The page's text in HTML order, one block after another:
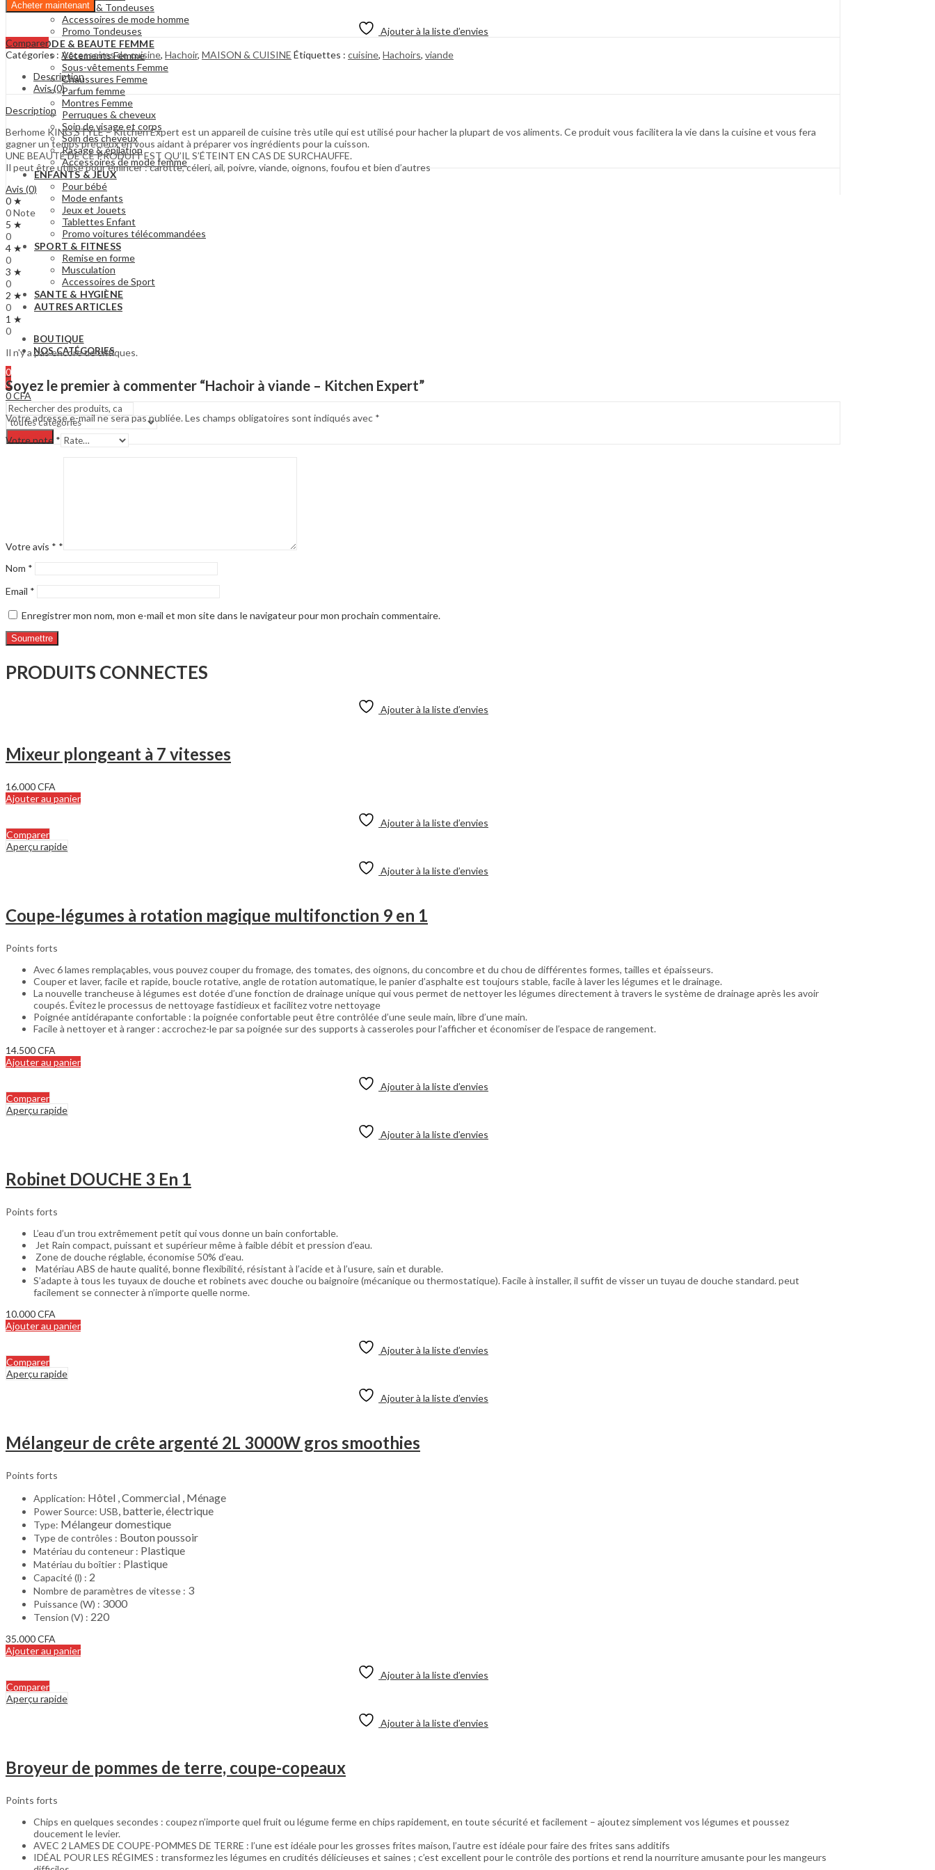
Rasoirs & Tondeuses
Accessoires de mode homme
Promo Tondeuses
MODE & BEAUTE FEMME
Vêtements Femme
Sous-vêtements Femme
Chaussures Femme
Parfum femme
Montres Femme
Perruques & cheveux
Soin de visage et corps
Soin des cheveux
Rasage & épilation
Accessoires de mode femme
ENFANTS & JEUX
Pour bébé
Mode enfants
Jeux et Jouets
Tablettes Enfant
Promo voitures télécommandées
SPORT & FITNESS
Remise en forme
Musculation
Accessoires de Sport
SANTE & HYGIÈNE
AUTRES ARTICLES
BOUTIQUE
NOS CATÉGORIES
0
0
0CFA
Chercher
viande
Kitchen
Expert
Acheter maintenant
Ajouter à la liste d’envies
Comparer
Catégories : Accessoires de cuisine, Hachoir, MAISON & CUISINE Étiquettes : cuisine, Hachoirs, viande
Description
Avis (0)
Description
Berhome KING STYLE – Kitchen Expert est un appareil de cuisine très utile qui est utilisé pour hacher la plupart de vos aliments. Ce produit vous facilitera la vie dans la cuisine et vous fera
gagner un temps précieux en vous aidant à préparer vos ingrédients pour la cuisson.
UNE BEAUTÉ DE CE PRODUIT EST QU’IL S’ÉTEINT EN CAS DE SURCHAUFFE.
Il peut être utilisé pour émincer : carotte, céleri, ail, poivre, viande, oignons, foufou et bien d’autres
Avis (0)
0 ★
0 Note
5 ★
0
4 ★
0
3 ★
0
2 ★
0
1 ★
0
Il n'y a pas encore de critiques.
Soyez le premier à commenter “Hachoir à viande – Kitchen Expert”
Votre adresse e-mail ne sera pas publiée.Les champs obligatoires sont indiqués avec *
Votre note *
Votre avis * *
Nom *
Email *
Enregistrer mon nom, mon e-mail et mon site dans le navigateur pour mon prochain commentaire.
PRODUITS CONNECTES
Ajouter à la liste d’envies
Mixeur plongeant à 7 vitesses
16.000CFA
Ajouter au panier
Ajouter à la liste d’envies
Comparer
Aperçu rapide
Ajouter à la liste d’envies
Coupe-légumes à rotation magique multifonction 9 en 1
Points forts
Avec 6 lames remplaçables, vous pouvez couper du fromage, des tomates, des oignons, du concombre et du chou de différentes formes, tailles et épaisseurs.
Couper et laver, facile et rapide, boucle rotative, angle de rotation automatique, le panier d’asphalte est toujours stable, facile à laver les légumes et le drainage.
La nouvelle trancheuse à légumes est dotée d’une fonction de drainage unique qui vous permet de nettoyer les légumes directement à travers le système de drainage après les avoir
coupés. Évitez le processus de nettoyage fastidieux et facilitez votre nettoyage
Poignée antidérapante confortable : la poignée confortable peut être contrôlée d’une seule main, libre d’une main.
Facile à nettoyer et à ranger : accrochez-le par sa poignée sur des supports à casseroles pour l’afficher et économiser de l’espace de rangement.
14.500CFA
Ajouter au panier
Ajouter à la liste d’envies
Comparer
Aperçu rapide
Ajouter à la liste d’envies
Robinet DOUCHE 3 En 1
Points forts
L’eau d’un trou extrêmement petit qui vous donne un bain confortable.
Jet Rain compact, puissant et supérieur même à faible débit et pression d’eau.
Zone de douche réglable, économise 50% d’eau.
Matériau ABS de haute qualité, bonne flexibilité, résistant à l’acide et à l’usure, sain et durable.
S’adapte à tous les tuyaux de douche et robinets avec douche ou baignoire (mécanique ou thermostatique). Facile à installer, il suffit de visser un tuyau de douche standard. peut
facilement se connecter à n’importe quelle norme.
10.000CFA
Ajouter au panier
Ajouter à la liste d’envies
Comparer
Aperçu rapide
Ajouter à la liste d’envies
Mélangeur de crête argenté 2L 3000W gros smoothies
Points forts
Application: Hôtel , Commercial , Ménage
Power Source: USB, batterie, électrique
Type: Mélangeur domestique
Type de contrôles : Bouton poussoir
Matériau du conteneur : Plastique
Matériau du boîtier : Plastique
Capacité (l) : 2
Nombre de paramètres de vitesse : 3
Puissance (W) : 3000
Tension (V) : 220
35.000CFA
Ajouter au panier
Ajouter à la liste d’envies
Comparer
Aperçu rapide
Ajouter à la liste d’envies
Broyeur de pommes de terre, coupe-copeaux
Points forts
Chips en quelques secondes : coupez n’importe quel fruit ou légume ferme en chips rapidement, en toute sécurité et facilement – ajoutez simplement vos légumes et poussez
doucement le levier.
AVEC 2 LAMES DE COUPE-POMMES DE TERRE : l’une est idéale pour les grosses frites maison, l’autre est idéale pour faire des frites sans additifs
IDÉAL POUR LES RÉGIMES : transformez les légumes en crudités délicieuses et saines ; c’est excellent pour le contrôle des portions et rend la nourriture amusante pour les mangeurs